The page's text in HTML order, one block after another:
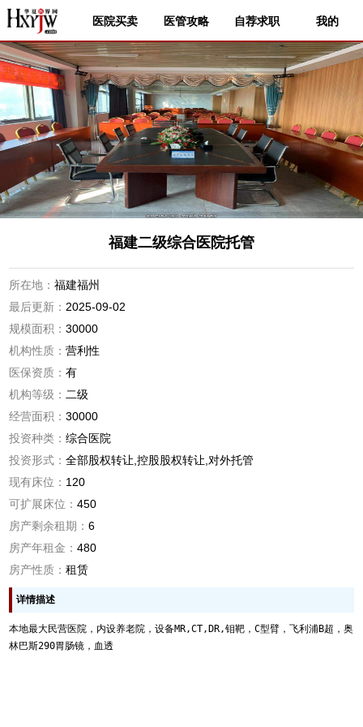
医院买卖 医管攻略 自荐求职 我的
福建二级综合医院托管
所在地：福建福州
最后更新： 2025-09-02
规模面积：30000
机构性质：营利性
医保资质：有
机构等级： 二级
经营面积：30000
投资种类：综合医院
投资形式：全部股权转让,控股股权转让,对外托管
现有床位： 120
可扩展床位：450
房产剩余租期：6
房产年租金：480
房产性质：租赁
详情描述
本地最大民营医院，内设养老院，设备MR,CT,DR,钼靶，C型臂，飞利浦B超，奥
林巴斯290胃肠镜，血透